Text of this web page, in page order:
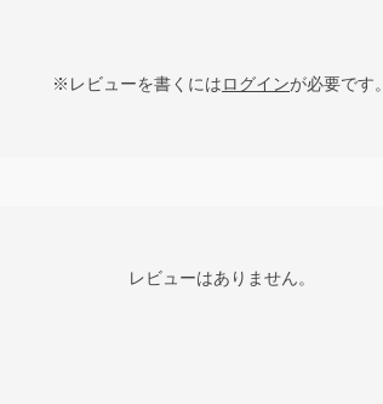
※レビューを書くにはログインが必要です。
レビューはありません。